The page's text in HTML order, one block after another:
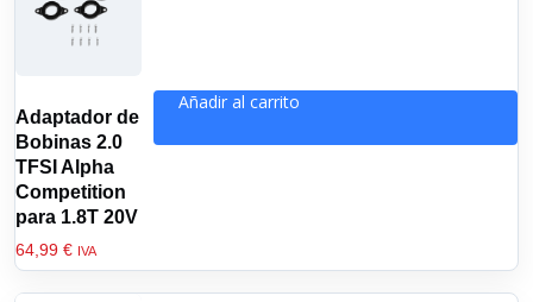
Adaptador de
Bobinas 2.0
TFSI Alpha
Competition
para 1.8T 20V
64,99 € IVA
Añadir al carrito